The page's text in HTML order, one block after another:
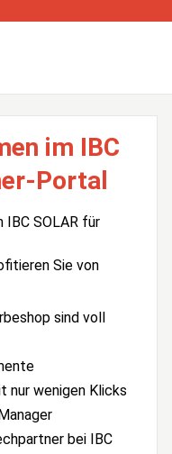
im IBC
Portal
SOLAR für
Sie von
sind voll
nur wenigen Klicks
bei IBC